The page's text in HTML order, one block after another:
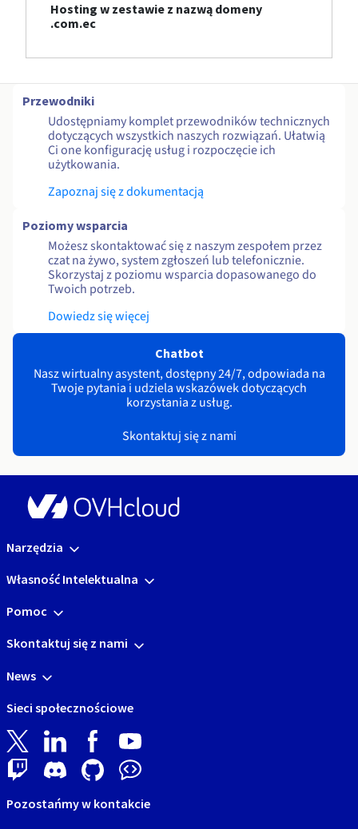
Hosting w zestawie z nazwą domeny
.com.ec
Przewodniki
Udostępniamy komplet przewodników technicznych
dotyczących wszystkich naszych rozwiązań. Ułatwią
Ci one konfigurację usług i rozpoczęcie ich
użytkowania.
Zapoznaj się z dokumentacją
Poziomy wsparcia
Możesz skontaktować się z naszym zespołem przez
czat na żywo, system zgłoszeń lub telefonicznie.
Skorzystaj z poziomu wsparcia dopasowanego do
Twoich potrzeb.
Dowiedz się więcej
Chatbot
Nasz wirtualny asystent, dostępny 24/7, odpowiada na
Twoje pytania i udziela wskazówek dotyczących
korzystania z usług.
Skontaktuj się z nami
Narzędzia
Własność Intelektualna
Pomoc
Skontaktuj się z nami
News
Sieci społecznościowe
Pozostańmy w kontakcie